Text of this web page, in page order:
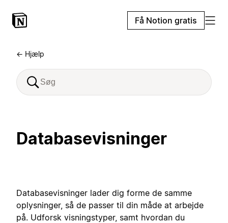
Få Notion gratis
← Hjælp
Databasevisninger
Databasevisninger lader dig forme de samme
oplysninger, så de passer til din måde at arbejde
på. Udforsk visningstyper, samt hvordan du